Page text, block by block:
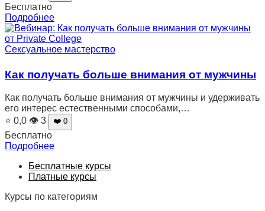
Бесплатно
Подробнее
Сексуальное мастерство
Как получать больше внимания от мужчины
Как получать больше внимания от мужчины и удерживать
его интерес естественными способами,…
⭐ 0,0 👁 3 ❤️ 0
Бесплатно
Подробнее
Бесплатные курсы
Платные курсы
Курсы по категориям